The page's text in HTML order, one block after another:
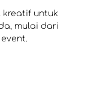
kreatif untuk
mulai dari